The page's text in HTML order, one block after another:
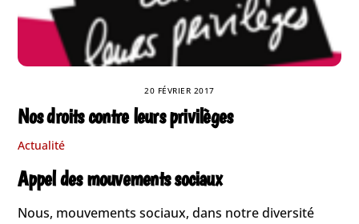
20 FÉVRIER 2017
Nos droits contre leurs privilèges
Actualité
Appel des mouvements sociaux
Nous, mouvements sociaux, dans notre diversité